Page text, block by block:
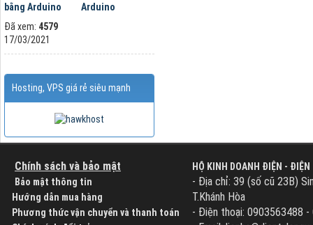
Arduino
Đã xem: 4579
17/03/2021
Hosting, VPS giá rẻ siêu mạnh
Chính sách và bảo mật
Bảo mật thông tin
Hướng dẫn mua hàng
Phương thức vận chuyển và thanh toán
HỘ KINH DOANH ĐIỆN - ĐIỆN
- Địa chỉ: 39 (số cũ 23B)
T.Khánh Hòa
- Điện thoại: 0903563488